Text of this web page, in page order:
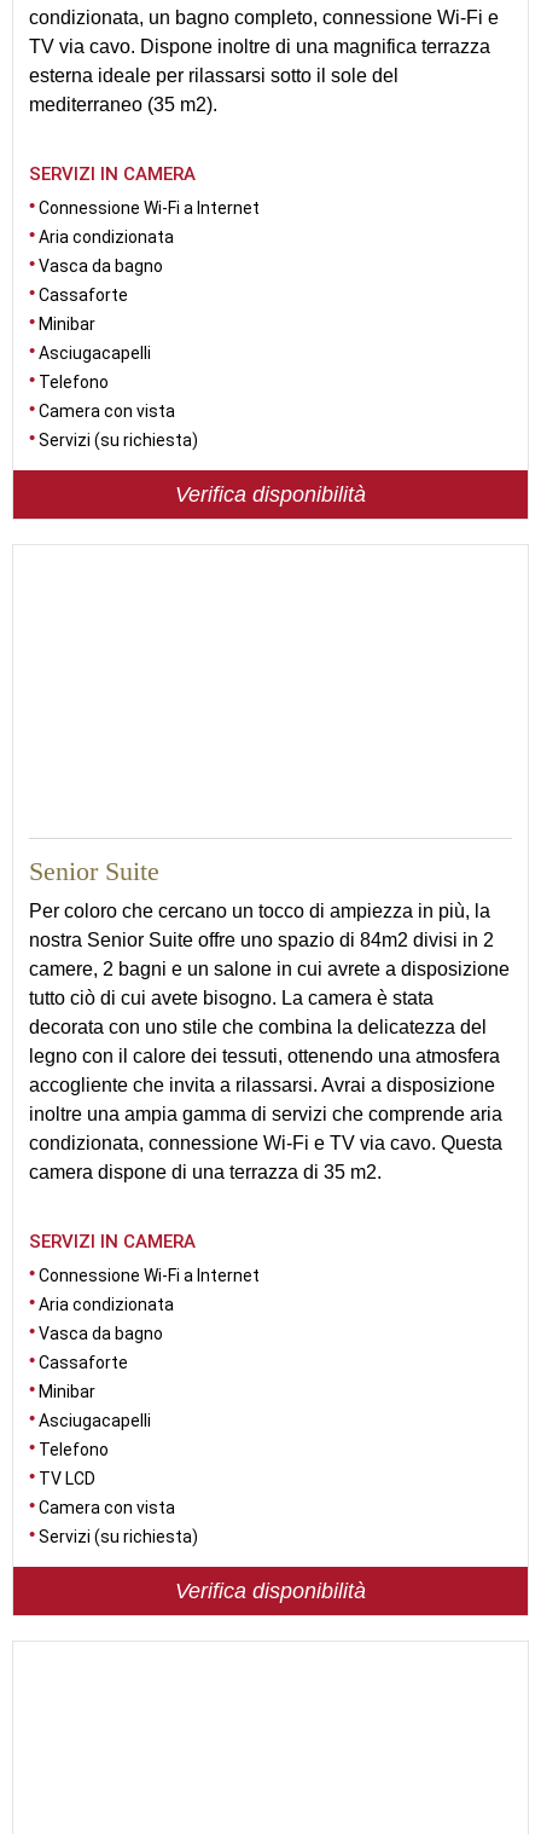
condizionata, un bagno completo, connessione Wi-Fi e
TV via cavo. Dispone inoltre di una magnifica terrazza
esterna ideale per rilassarsi sotto il sole del
mediterraneo (35 m2).
SERVIZI IN CAMERA
Connessione Wi-Fi a Internet
Aria condizionata
Vasca da bagno
Cassaforte
Minibar
Asciugacapelli
Telefono
Camera con vista
Servizi (su richiesta)
Verifica disponibilità
Senior Suite
Per coloro che cercano un tocco di ampiezza in più, la
nostra Senior Suite offre uno spazio di 84m2 divisi in 2
camere, 2 bagni e un salone in cui avrete a disposizione
tutto ciò di cui avete bisogno. La camera è stata
decorata con uno stile che combina la delicatezza del
legno con il calore dei tessuti, ottenendo una atmosfera
accogliente che invita a rilassarsi. Avrai a disposizione
inoltre una ampia gamma di servizi che comprende aria
condizionata, connessione Wi-Fi e TV via cavo. Questa
camera dispone di una terrazza di 35 m2.
SERVIZI IN CAMERA
Connessione Wi-Fi a Internet
Aria condizionata
Vasca da bagno
Cassaforte
Minibar
Asciugacapelli
Telefono
TV LCD
Camera con vista
Servizi (su richiesta)
Verifica disponibilità